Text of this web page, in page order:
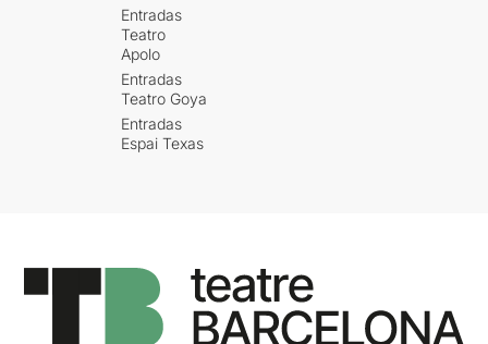
Entradas
Teatro
Apolo
Entradas
Teatro Goya
Entradas
Espai Texas